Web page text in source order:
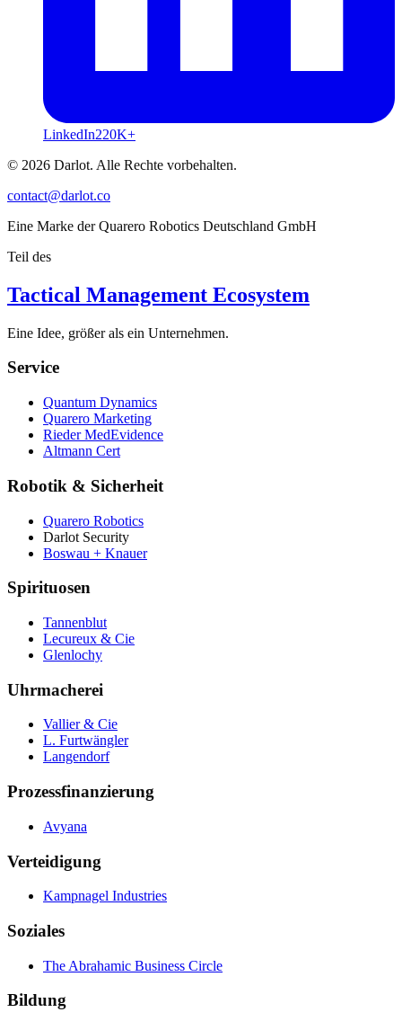
LinkedIn220K+
© 2026 Darlot. Alle Rechte vorbehalten.
contact@darlot.co
Eine Marke der Quarero Robotics Deutschland GmbH
Teil des
Tactical Management Ecosystem
Eine Idee, größer als ein Unternehmen.
Service
Quantum Dynamics
Quarero Marketing
Rieder MedEvidence
Altmann Cert
Robotik & Sicherheit
Quarero Robotics
Darlot Security
Boswau + Knauer
Spirituosen
Tannenblut
Lecureux & Cie
Glenlochy
Uhrmacherei
Vallier & Cie
L. Furtwängler
Langendorf
Prozessfinanzierung
Avyana
Verteidigung
Kampnagel Industries
Soziales
The Abrahamic Business Circle
Bildung